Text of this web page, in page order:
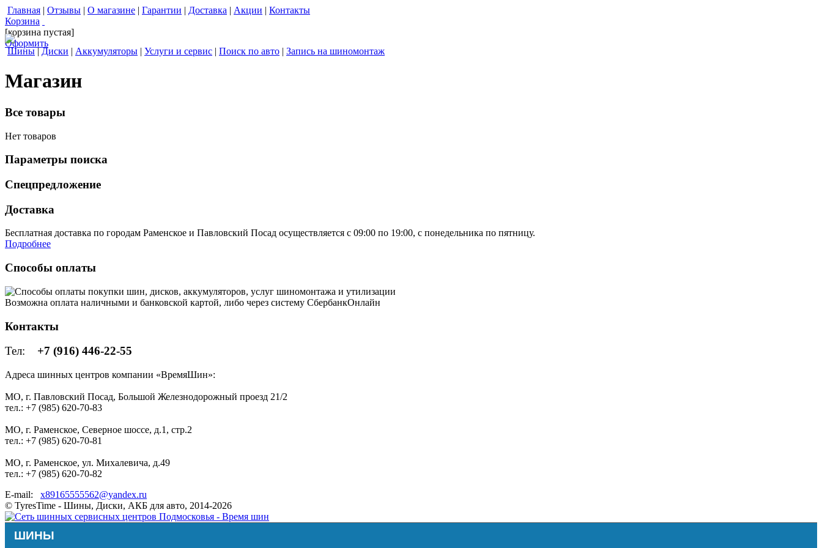
Главная | Отзывы | О магазине | Гарантии | Доставка | Акции | Контакты
Корзина
[корзина пустая]
Оформить
Шины | Диски | Аккумуляторы | Услуги и сервис | Поиск по авто | Запись на шиномонтаж
Магазин
Все товары
Нет товаров
Параметры поиска
Спецпредложение
Доставка
Бесплатная доставка по городам Раменское и Павловский Посад осуществляется с 09:00 по 19:00, с понедельника по пятницу.
Подробнее
Способы оплаты
Возможна оплата наличными и банковской картой, либо через систему СбербанкОнлайн
Контакты
Тел: +7 (916) 446-22-55
Адреса шинных центров компании «ВремяШин»:
МО, г. Павловский Посад, Большой Железнодорожный проезд 21/2
тел.: +7 (985) 620-70-83
МО, г. Раменское, Северное шоссе, д.1, стр.2
тел.: +7 (985) 620-70-81
МО, г. Раменское, ул. Михалевича, д.49
тел.: +7 (985) 620-70-82
E-mail: x89165555562@yandex.ru
© TyresTime - Шины, Диски, АКБ для авто, 2014-2026
ШИНЫ